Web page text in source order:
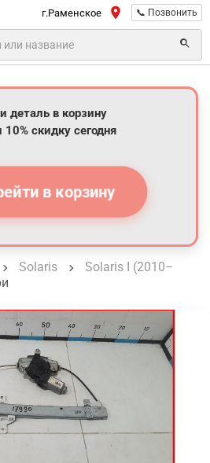
г.Раменское 📞 Позвонить
деталь в корзину
скидку сегодня
в корзину
Solaris
Solaris I (2010–